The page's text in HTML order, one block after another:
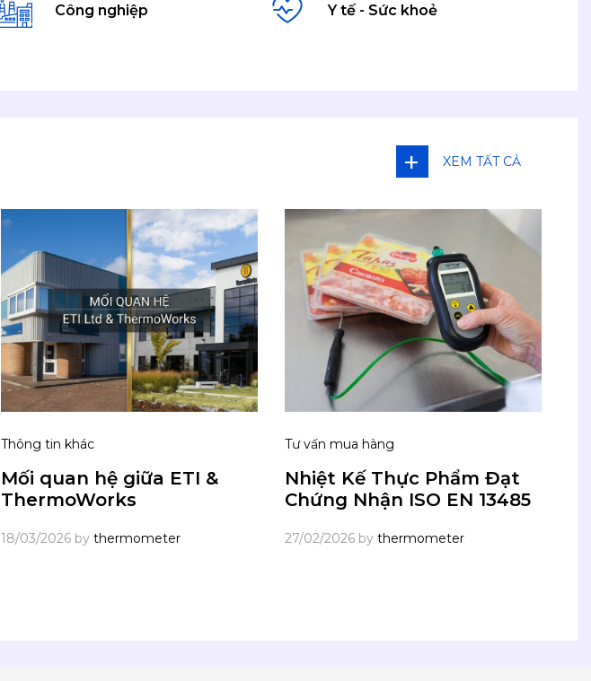
Công nghiệp Y tế - Sức khoẻ
XEM TẤT CẢ
Thông tin khác
Mối quan hệ giữa ETI &
ThermoWorks
18/03/2026 by thermometer
Tư vấn mua hàng
Nhiệt Kế Thực Phẩm Đạt
Chứng Nhận ISO EN 13485
27/02/2026 by thermometer